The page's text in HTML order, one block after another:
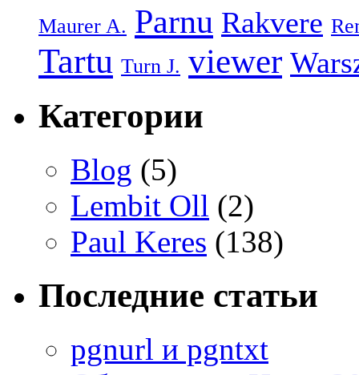
Maurer A. Parnu Rakvere
Tartu Turn J. viewer
Категории
Blog (5)
Lembit Oll (2)
Paul Keres (138)
Последние статьи
pgnurl и pgntxt